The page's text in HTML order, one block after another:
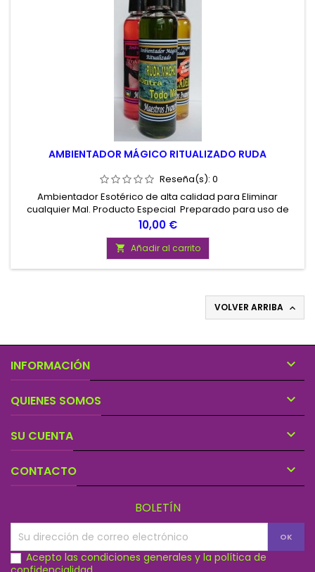
AMBIENTADOR MÁGICO RITUALIZADO RUDA
Reseña(s): 0
Ambientador Esotérico de alta calidad para Eliminar
cualquier Mal. Producto Especial Preparado para uso de
Propositos Esotéricos. Contenido 150 ml.
Precio
10,00 €
 Añadir al carrito
VOLVER ARRIBA 
INFORMACIÓN 
QUIENES SOMOS 
SU CUENTA 
CONTACTO 
BOLETÍN
Acepto las condiciones generales y la política de